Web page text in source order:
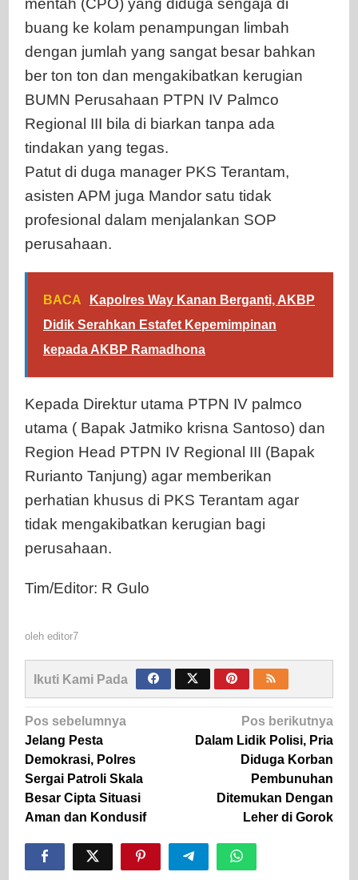
mentah (CPO) yang diduga sengaja di
buang ke kolam penampungan limbah
dengan jumlah yang sangat besar bahkan
ber ton ton dan mengakibatkan kerugian
BUMN Perusahaan PTPN IV Palmco
Regional III bila di biarkan tanpa ada
tindakan yang tegas.
Patut di duga manager PKS Terantam,
asisten APM juga Mandor satu tidak
profesional dalam menjalankan SOP
perusahaan.
BACA
Kapolres Way Kanan Berganti, AKBP
Didik Serahkan Estafet Kepemimpinan
kepada AKBP Ramadhona
Kepada Direktur utama PTPN IV palmco
utama ( Bapak Jatmiko krisna Santoso) dan
Region Head PTPN IV Regional III (Bapak
Rurianto Tanjung) agar memberikan
perhatian khusus di PKS Terantam agar
tidak mengakibatkan kerugian bagi
perusahaan.
Tim/Editor: R Gulo
oleh editor7
Ikuti Kami Pada
Navigasi
pos
Pos sebelumnya
Jelang Pesta
Demokrasi, Polres
Sergai Patroli Skala
Besar Cipta Situasi
Aman dan Kondusif
Pos berikutnya
Dalam Lidik Polisi, Pria
Diduga Korban
Pembunuhan
Ditemukan Dengan
Leher di Gorok